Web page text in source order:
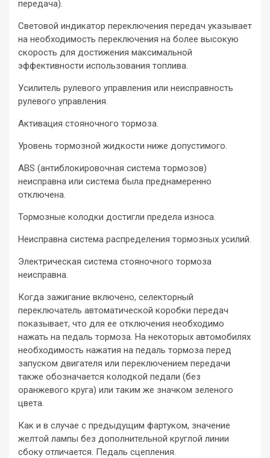
передача).
Световой индикатор переключения передач указывает
на необходимость переключения на более высокую
скорость для достижения максимальной
эффективности использования топлива.
Усилитель рулевого управления или неисправность
рулевого управления.
Активация стояночного тормоза.
Уровень тормозной жидкости ниже допустимого.
ABS (антиблокировочная система тормозов)
неисправна или система была преднамеренно
отключена.
Тормозные колодки достигли предела износа.
Неисправна система распределения тормозных усилий.
Электрическая система стояночного тормоза
неисправна.
Когда зажигание включено, селекторный
переключатель автоматической коробки передач
показывает, что для ее отключения необходимо
нажать на педаль тормоза. На некоторых автомобилях
необходимость нажатия на педаль тормоза перед
запуском двигателя или переключением передачи
также обозначается колодкой педали (без
оранжевого круга) или таким же значком зеленого
цвета.
Как и в случае с предыдущим фартуком, значение
желтой лампы без дополнительной круглой линии
сбоку отличается. Педаль сцепления.